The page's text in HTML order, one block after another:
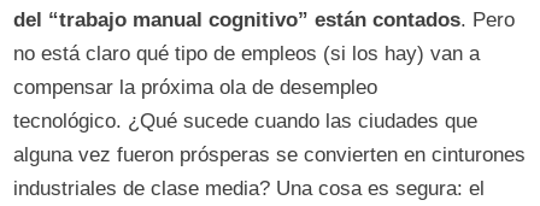
del “trabajo manual cognitivo” están contados. Pero
no está claro qué tipo de empleos (si los hay) van a
compensar la próxima ola de desempleo
tecnológico. ¿Qué sucede cuando las ciudades que
alguna vez fueron prósperas se convierten en cinturones
industriales de clase media? Una cosa es segura: el